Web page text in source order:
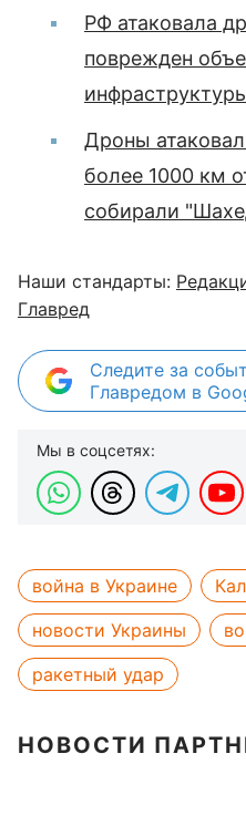
РФ атаковала
поврежден
Дроны
более 1000 км
собирали
Наши стандарты:
Главред
Следите за
Главредом в
Мы в соцсетях:
война в Украине
новости Украины
ракетный удар
НОВОСТИ